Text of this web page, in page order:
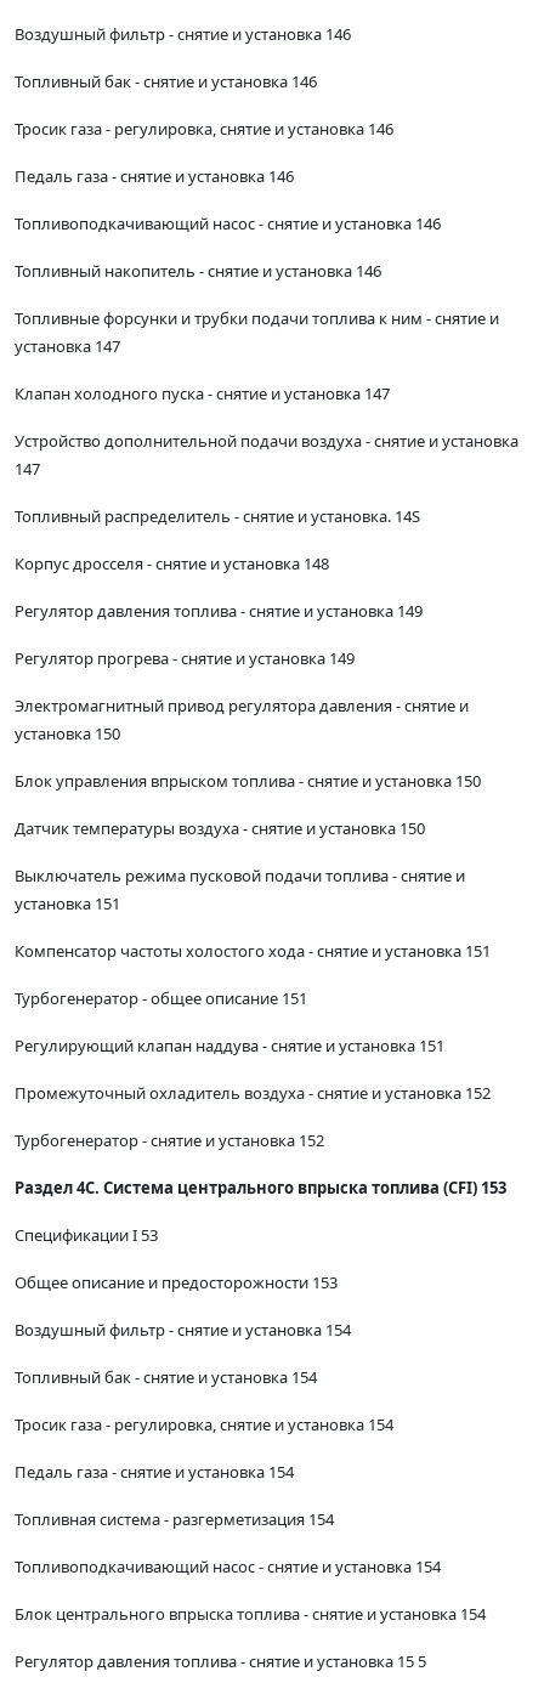
Воздушный фильтр - снятие и установка 146
Топливный бак - снятие и установка 146
Тросик газа - регулировка, снятие и установка 146
Педаль газа - снятие и установка 146
Топливоподкачивающий насос - снятие и установка 146
Топливный накопитель - снятие и установка 146
Топливные форсунки и трубки подачи топлива к ним - снятие и
установка 147
Клапан холодного пуска - снятие и установка 147
Устройство дополнительной подачи воздуха - снятие и установка
147
Топливный распределитель - снятие и установка. 14S
Корпус дросселя - снятие и установка 148
Регулятор давления топлива - снятие и установка 149
Регулятор прогрева - снятие и установка 149
Электромагнитный привод регулятора давления - снятие и
установка 150
Блок управления впрыском топлива - снятие и установка 150
Датчик температуры воздуха - снятие и установка 150
Выключатель режима пусковой подачи топлива - снятие и
установка 151
Компенсатор частоты холостого хода - снятие и установка 151
Турбогенератор - общее описание 151
Регулирующий клапан наддува - снятие и установка 151
Промежуточный охладитель воздуха - снятие и установка 152
Турбогенератор - снятие и установка 152
Раздел 4С. Система центрального впрыска топлива (CFI) 153
Спецификации I 53
Общее описание и предосторожности 153
Воздушный фильтр - снятие и установка 154
Топливный бак - снятие и установка 154
Тросик газа - регулировка, снятие и установка 154
Педаль газа - снятие и установка 154
Топливная система - разгерметизация 154
Топливоподкачивающий насос - снятие и установка 154
Блок центрального впрыска топлива - снятие и установка 154
Регулятор давления топлива - снятие и установка 15 5